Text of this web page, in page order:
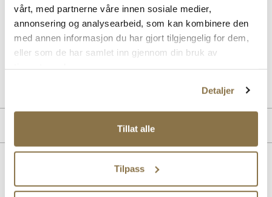
vårt, med partnerne våre innen sosiale medier,
annonsering og analysearbeid, som kan kombinere den
med annen informasjon du har gjort tilgjengelig for dem,
eller som de har samlet inn gjennom din bruk av
Detaljer
Tillat alle
Tilpass
gjennom en kombinasjon av demping og kompresjon. ABZORB SBS
hældemping gir ekstra stabilitet og komfort. N-ergy yttersåle gir
overlegen støtdemping. Stability Web i yttersålen gir ekstra støtte til
vristen, og kontrollerer perfekt rotasjonen av foten mens du går.
Art. nr.35757401
Lignende produkter